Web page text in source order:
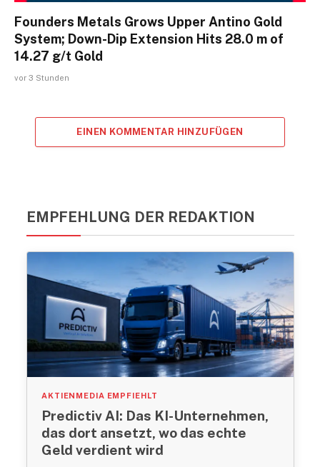
Founders Metals Grows Upper Antino Gold
System; Down-Dip Extension Hits 28.0 m of
14.27 g/t Gold
vor 3 Stunden
EINEN KOMMENTAR HINZUFÜGEN
EMPFEHLUNG DER REDAKTION
AKTIENMEDIA EMPFIEHLT
Predictiv AI: Das KI-Unternehmen,
das dort ansetzt, wo das echte
Geld verdient wird